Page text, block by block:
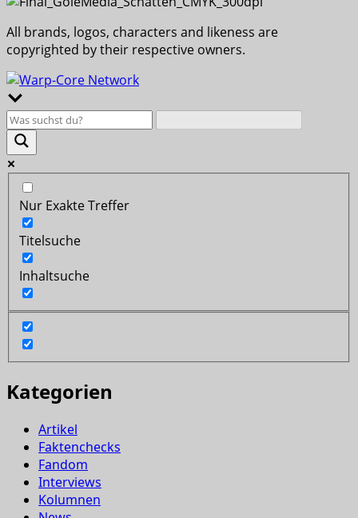
All brands, logos, characters and likeness are
copyrighted by their respective owners.
Nur Exakte Treffer
Titelsuche
Inhaltsuche
Kategorien
Artikel
Faktenchecks
Fandom
Interviews
Kolumnen